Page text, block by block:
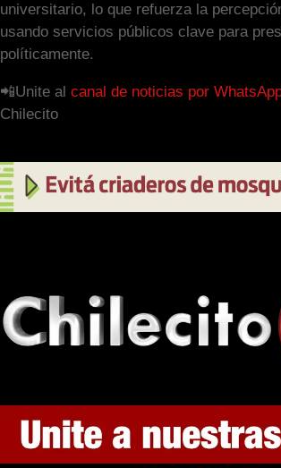
universitario, lo que refuerza la
usando servicios públicos clave para
políticamente.
📲Unite al canal de noticias por
Chilecito